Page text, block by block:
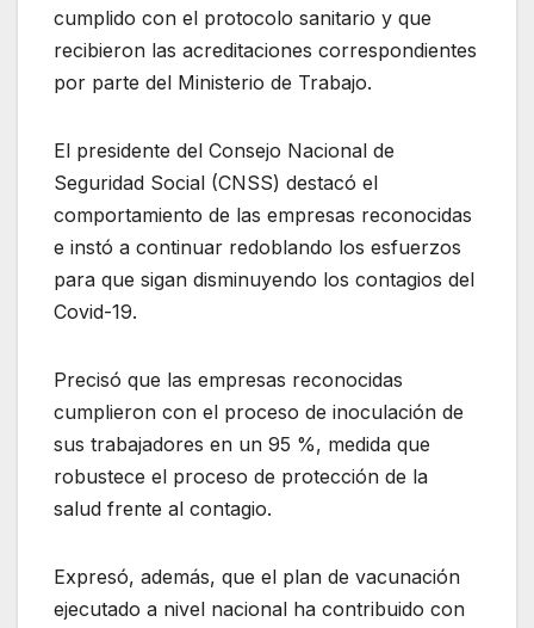
cumplido con el protocolo sanitario y que
recibieron las acreditaciones correspondientes
por parte del Ministerio de Trabajo.
El presidente del Consejo Nacional de
Seguridad Social (CNSS) destacó el
comportamiento de las empresas reconocidas
e instó a continuar redoblando los esfuerzos
para que sigan disminuyendo los contagios del
Covid-19.
Precisó que las empresas reconocidas
cumplieron con el proceso de inoculación de
sus trabajadores en un 95 %, medida que
robustece el proceso de protección de la
salud frente al contagio.
Expresó, además, que el plan de vacunación
ejecutado a nivel nacional ha contribuido con